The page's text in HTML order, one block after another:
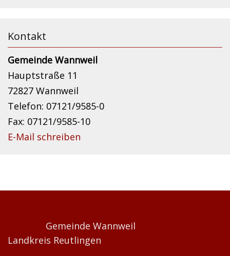
Kontakt
Gemeinde Wannweil
Hauptstraße 11
72827 Wannweil
Telefon: 07121/9585-0
Fax: 07121/9585-10
E-Mail schreiben
Gemeinde Wannweil
Landkreis Reutlingen